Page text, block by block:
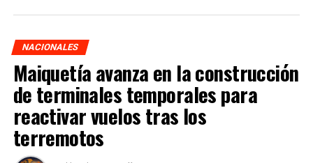
NACIONALES
Maiquetía avanza en la construcción
de terminales temporales para
reactivar vuelos tras los
terremotos